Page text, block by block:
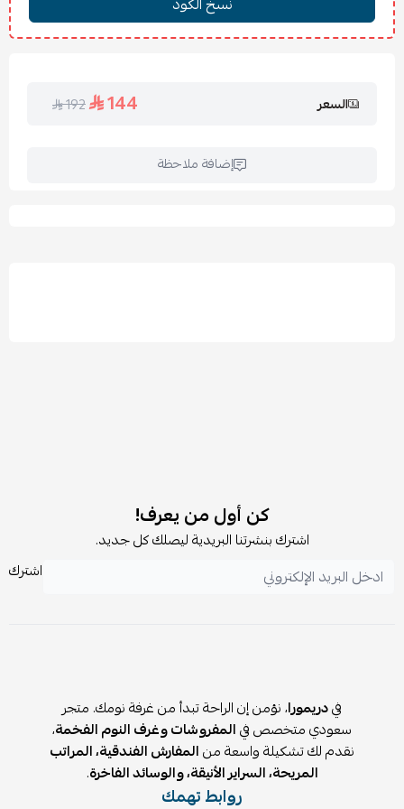
تعليمات الغسيل والكي:
يُجفف في الظل أو على حرارة منخفضة.
السعر 144
192
إضافة ملاحظة
كن أول من يعرف!
اشترك بنشرتنا البريدية ليصلك كل جديد.
اشترك
فيدريمورا، نؤمن إن الراحة تبدأ من غرفة نومك. متجر
سعودي متخصص فيالمفروشات وغرف النوم الفخمة،
نقدم لك تشكيلة واسعة منالمفارش الفندقية، المراتب
المريحة، السراير الأنيقة، والوسائد الفاخرة.
روابط تهمك